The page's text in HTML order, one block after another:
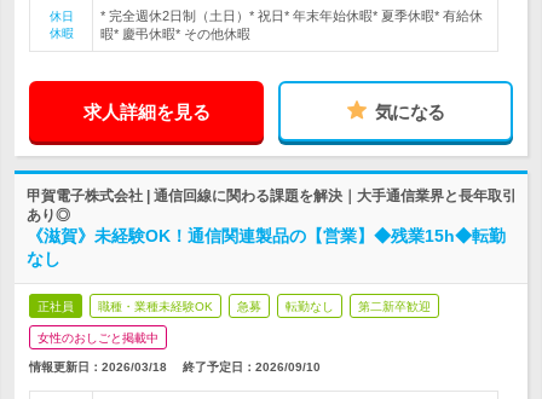
休日
休暇
* 完全週休2日制（土日）* 祝日* 年末年始休暇* 夏季休暇* 有給休
暇* 慶弔休暇* その他休暇
求人詳細を見る 気になる
甲賀電子株式会社 | 通信回線に関わる課題を解決｜大手通信業界と長年取引
あり◎
《滋賀》未経験OK！通信関連製品の【営業】◆残業15h◆転勤
なし
正社員 職種・業種未経験OK 急募 転勤なし 第二新卒歓迎
女性のおしごと掲載中
情報更新日：2026/03/18 終了予定日： 2026/09/10